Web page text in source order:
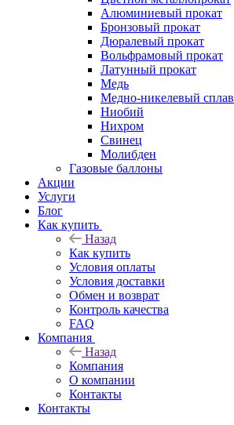
Алюминиевый прокат
Бронзовый прокат
Дюралевый прокат
Вольфрамовый прокат
Латунный прокат
Медь
Медно-никелевый сплав
Ниобий
Нихром
Свинец
Молибден
Газовые баллоны
Акции
Услуги
Блог
Как купить
Назад
Как купить
Условия оплаты
Условия доставки
Обмен и возврат
Контроль качества
FAQ
Компания
Назад
Компания
О компании
Контакты
Контакты